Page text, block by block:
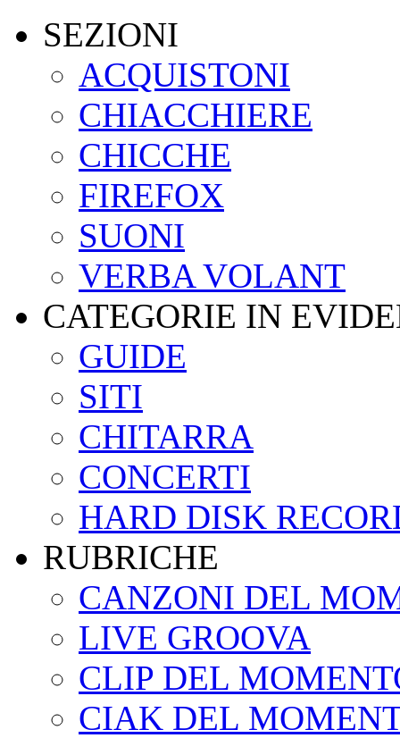
SEZIONI
ACQUISTONI
CHIACCHIERE
CHICCHE
FIREFOX
SUONI
VERBA VOLANT
CATEGORIE IN
GUIDE
SITI
CHITARRA
CONCERTI
HARD DISK
RUBRICHE
CANZONI DEL
LIVE GROOVA
CLIP DEL
CIAK DEL